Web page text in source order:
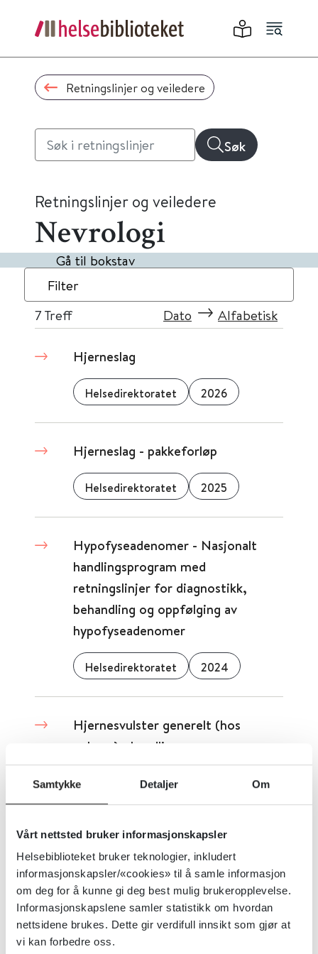
Samtykke Detaljer Om
Vårt nettsted bruker informasjonskapsler
Helsebiblioteket bruker teknologier, inkludert
informasjonskapsler/«cookies» til å samle informasjon
om deg for å kunne gi deg best mulig brukeropplevelse.
Informasjonskapslene samler statistikk om hvordan
nettsidene brukes. Dette gir verdifull innsikt som gjør at
vi kan forbedre oss.
Retningslinjer og veiledere
Søk
Retningslinjer og veiledere
Nevrologi
Gå til bokstav
Filter
7Treff Dato Alfabetisk
Hjerneslag
Helsedirektoratet 2026
Hjerneslag - pakkeforløp
Helsedirektoratet 2025
Hypofyseadenomer - Nasjonalt
handlingsprogram med
retningslinjer for diagnostikk,
behandling og oppfølging av
hypofyseadenomer
Helsedirektoratet 2024
Hjernesvulster generelt (hos
voksne) - handlingsprogram
Helsedirektoratet
Hodepine - NevroNel
Norsk nevrologisk forening
Detaljer